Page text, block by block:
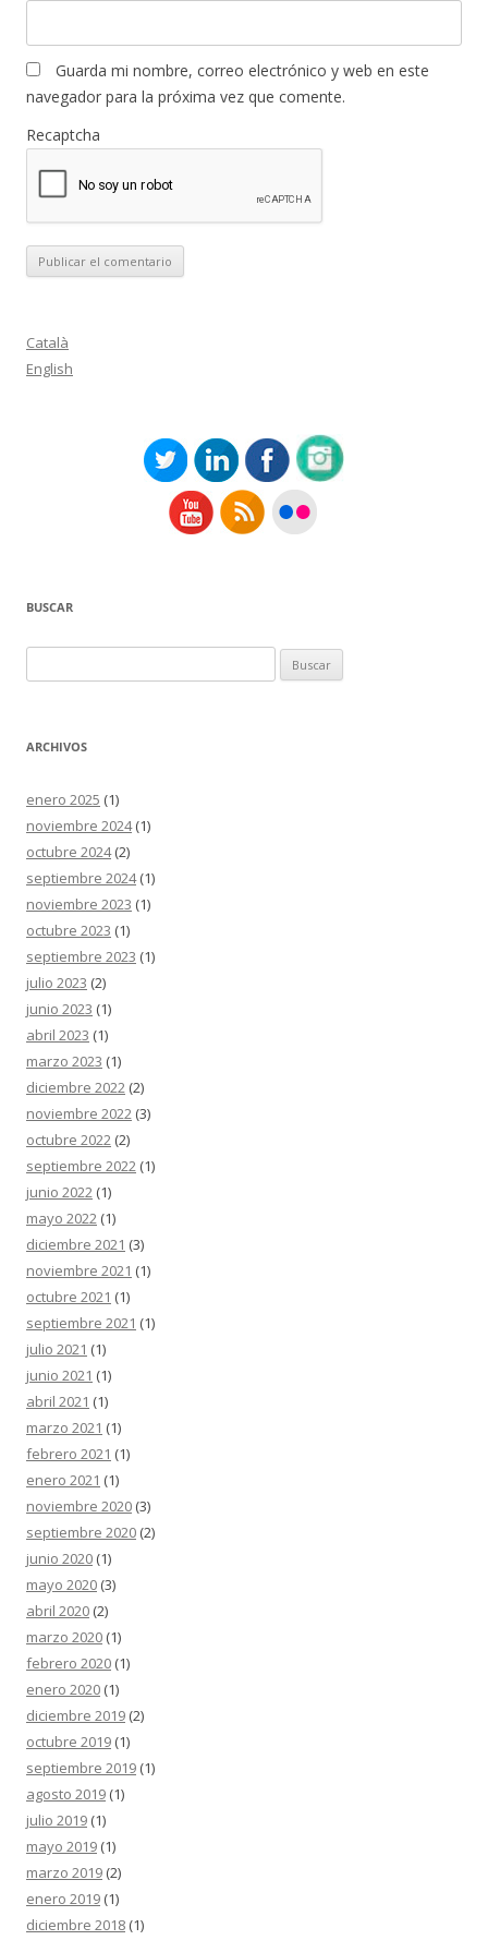
Guarda mi nombre, correo electrónico y web en este
navegador para la próxima vez que comente.
Recaptcha
Català
English
BUSCAR
ARCHIVOS
enero 2025 (1)
noviembre 2024(1)
octubre 2024(2)
septiembre 2024(1)
noviembre 2023 (1)
octubre 2023 (1)
septiembre 2023 (1)
julio 2023 (2)
junio 2023 (1)
abril 2023 (1)
marzo 2023 (1)
diciembre 2022 (2)
noviembre 2022 (3)
octubre 2022 (2)
septiembre 2022 (1)
junio 2022 (1)
mayo 2022 (1)
diciembre 2021 (3)
noviembre 2021 (1)
octubre 2021 (1)
septiembre 2021 (1)
julio 2021 (1)
junio 2021 (1)
abril 2021 (1)
marzo 2021 (1)
febrero 2021 (1)
enero 2021 (1)
noviembre 2020 (3)
septiembre 2020 (2)
junio 2020 (1)
mayo 2020 (3)
abril 2020 (2)
marzo 2020 (1)
febrero 2020 (1)
enero 2020 (1)
diciembre 2019 (2)
octubre 2019 (1)
septiembre 2019 (1)
agosto 2019 (1)
julio 2019 (1)
mayo 2019 (1)
marzo 2019 (2)
enero 2019 (1)
diciembre 2018 (1)